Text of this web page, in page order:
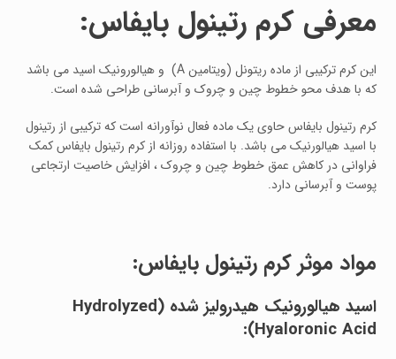
معرفی کرم رتینول بایفاس:
این کرم ترکیبی از ماده ریتونل (ویتامین A) و هیالورونیک اسید می باشد
که با هدف محو خطوط چین و چروک و آبرسانی طراحی شده است.
کرم رتینول بایفاس حاوی یک ماده فعال نوآورانه است که ترکیبی از رتینول
با اسید هیالورنیک می باشد. با استفاده روزانه از کرم رتینول بایفاس کمک
فراوانی در کاهش عمق خطوط چین و چروک ، افزایش خاصیت ارتجاعی
پوست و آبرسانی دارد.
مواد موثر کرم رتینول بایفاس:
اسید هیالورونیک هیدرولیز شده (Hydrolyzed
Hyaloronic Acid)
: